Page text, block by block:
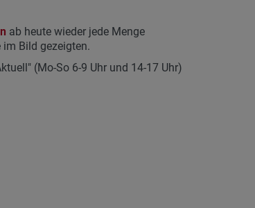
ab heute wieder jede Menge
Bild gezeigten.
(Mo-So 6-9 Uhr und 14-17 Uhr)